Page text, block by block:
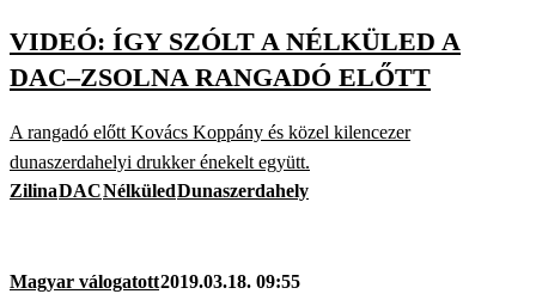
VIDEÓ: ÍGY SZÓLT A NÉLKÜLED A
DAC–ZSOLNA RANGADÓ ELŐTT
A rangadó előtt Kovács Koppány és közel kilencezer
dunaszerdahelyi drukker énekelt együtt.
ZilinaDACNélküledDunaszerdahely
Magyar válogatott2019.03.18. 09:55